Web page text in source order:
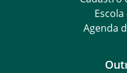
Agenda